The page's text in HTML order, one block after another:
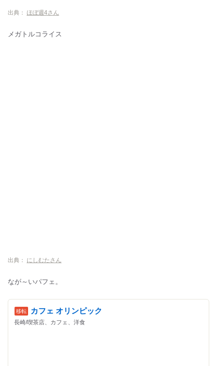
出典： ほぼ週4さん
メガトルコライス
出典： にしむたさん
なが～いパフェ。
カフェ オリンピック
長崎/喫茶店、カフェ、洋食